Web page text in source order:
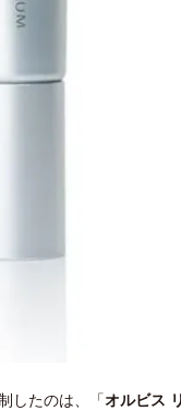
したのは、「オルビス